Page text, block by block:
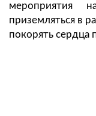
мероприятия
приземляться в
покорять сердца